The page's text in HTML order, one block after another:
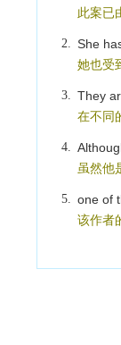
此案已
2. She
她也受
3. They
在不同
4.
虽然他
5. one of
该作者